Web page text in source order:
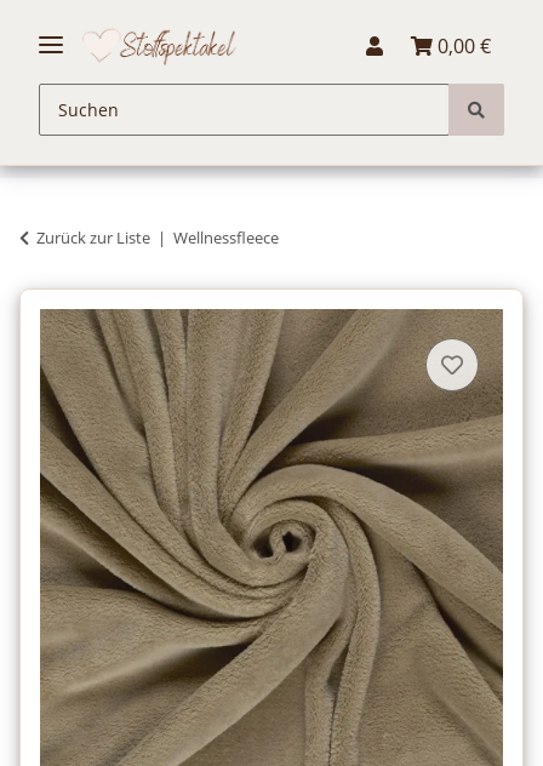
0,00 €
Zurück zur Liste Wellnessfleece